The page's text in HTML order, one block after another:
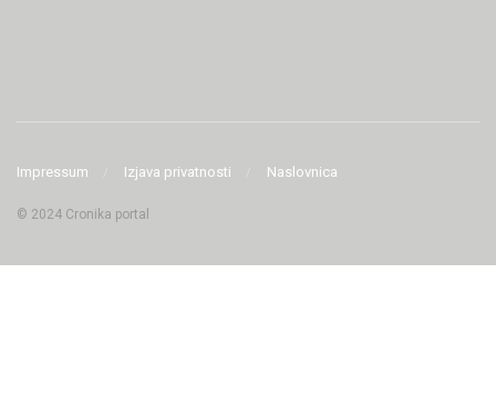
Impressum Izjava privatnosti Naslovnica
© 2024 Cronika portal